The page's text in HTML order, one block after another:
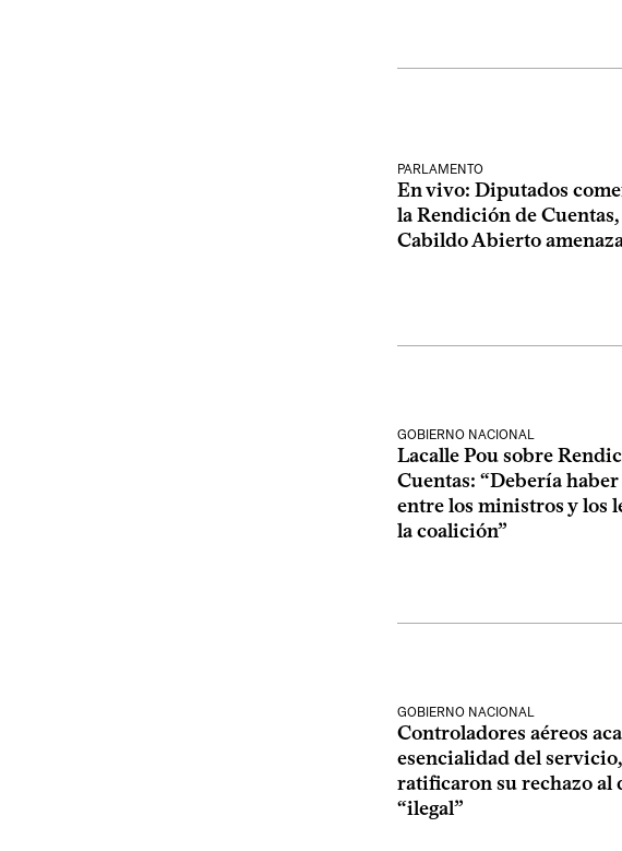
PARLAMENTO
En vivo: Diputados
la Rendición de
Cabildo Abierto
GOBIERNO NACIONAL
Lacalle Pou sobre
Cuentas: “Debería
entre los ministros y los
la coalición”
GOBIERNO NACIONAL
Controladores aéreos
esencialidad del
ratificaron su rechazo al
“ilegal”